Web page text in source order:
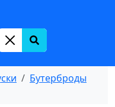
Бутерброды